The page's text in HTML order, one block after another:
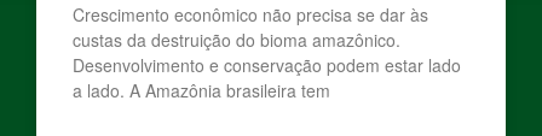
Crescimento econômico não precisa se dar às
custas da destruição do bioma amazônico.
Desenvolvimento e conservação podem estar lado
a lado. A Amazônia brasileira tem